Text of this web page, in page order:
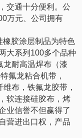
交通十分便利。公
万元、公司拥有
胶涂层制品为特色
大系列100多个品种
龙耐高温焊布（漆
氟龙粘合机带，
布，铁氟龙胶带，
软连接硅胶布，烤
业信誉不但赢得了
营进出口权，产品